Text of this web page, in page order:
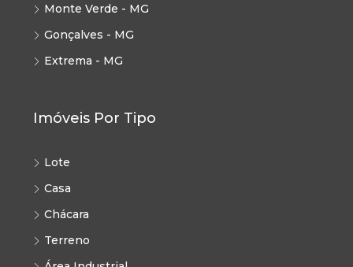
Monte Verde - MG
Gonçalves - MG
Extrema - MG
Imóveis Por Tipo
Lote
Casa
Chácara
Terreno